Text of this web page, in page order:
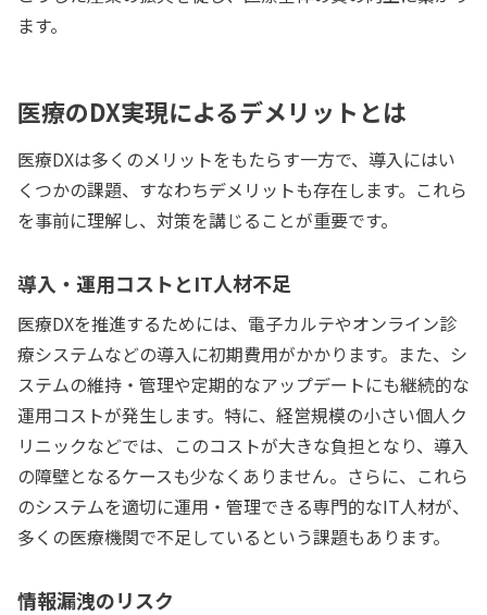
ます。
医療のDX実現によるデメリットとは
医療DXは多くのメリットをもたらす一方で、導入にはい
くつかの課題、すなわちデメリットも存在します。これら
を事前に理解し、対策を講じることが重要です。
導入・運用コストとIT人材不足
医療DXを推進するためには、電子カルテやオンライン診
療システムなどの導入に初期費用がかかります。また、シ
ステムの維持・管理や定期的なアップデートにも継続的な
運用コストが発生します。特に、経営規模の小さい個人ク
リニックなどでは、このコストが大きな負担となり、導入
の障壁となるケースも少なくありません。さらに、これら
のシステムを適切に運用・管理できる専門的なIT人材が、
多くの医療機関で不足しているという課題もあります。
情報漏洩のリスク